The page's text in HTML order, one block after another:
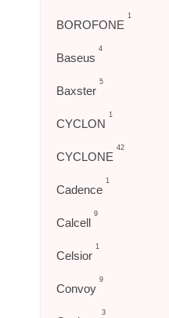
BOROFONE
1
Baseus
4
Baxster
5
CYCLON
1
CYCLONE
42
Cadence
1
Calcell
9
Celsior
1
Convoy
9
3